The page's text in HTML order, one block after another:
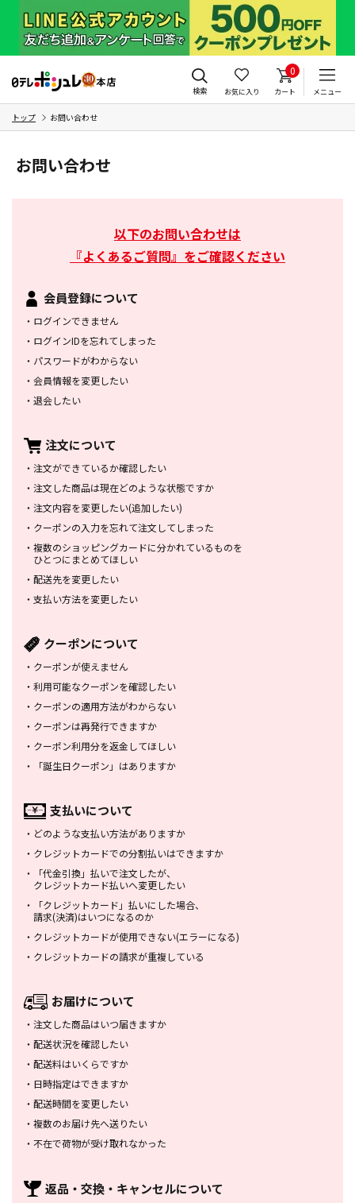
検索 お気に入り
0
カート メニュー
トップ お問い合わせ
お問い合わせ
以下のお問い合わせは
『よくあるご質問』をご確認ください
会員登録について
・ ログインできません
・ ログインIDを忘れてしまった
・ パスワードがわからない
・ 会員情報を変更したい
・ 退会したい
注文について
・ 注文ができているか確認したい
・ 注文した商品は現在どのような状態ですか
・ 注文内容を変更したい(追加したい)
・ クーポンの入力を忘れて注文してしまった
・ 複数のショッピングカードに分かれているものを
ひとつにまとめてほしい
・ 配送先を変更したい
・ 支払い方法を変更したい
クーポンについて
・ クーポンが使えません
・ 利用可能なクーポンを確認したい
・ クーポンの適用方法がわからない
・ クーポンは再発行できますか
・ クーポン利用分を返金してほしい
・
「誕生日クーポン」はありますか
支払いについて
・ どのような支払い方法がありますか
・ クレジットカードでの分割払いはできますか
・
「代金引換」払いで注文したが、
クレジットカード払いへ変更したい
・
「クレジットカード」払いにした場合、
請求(決済)はいつになるのか
・ クレジットカードが使用できない(エラーになる)
・ クレジットカードの請求が重複している
お届けについて
・ 注文した商品はいつ届きますか
・ 配送状況を確認したい
・ 配送料はいくらですか
・ 日時指定はできますか
・ 配送時間を変更したい
・ 複数のお届け先へ送りたい
・ 不在で荷物が受け取れなかった
返品・交換・ キャンセルについて